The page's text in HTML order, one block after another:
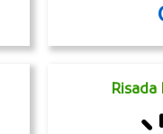
Risada